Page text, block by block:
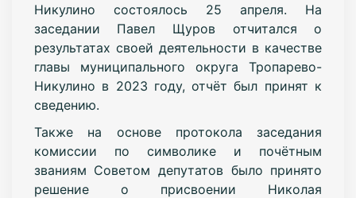
Никулино состоялось 25 апреля. На
заседании Павел Щуров отчитался о
результатах своей деятельности в качестве
главы муниципального округа Тропарево-
Никулино в 2023 году, отчёт был принят к
сведению.
Также на основе протокола заседания
комиссии по символике и почётным
званиям Советом депутатов было принято
решение о присвоении Николая